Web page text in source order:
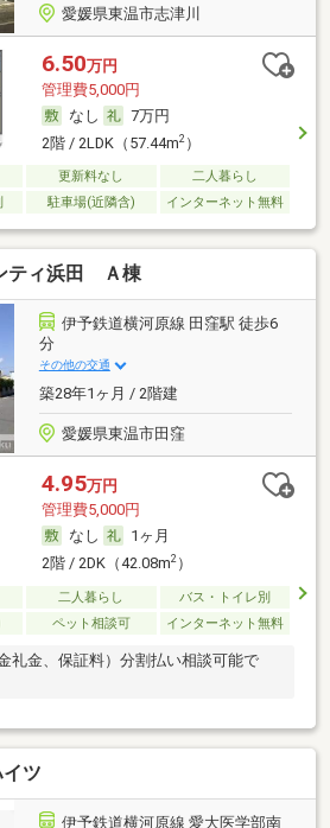
愛媛県東温市志津川
6.50万円
管理費5,000円
なし
7万円
2階 / 2LDK（57.44m2）
更新料なし
二人暮らし
駐車場(近隣含) インターネット無料
ティ浜田 Ａ棟
伊予鉄道横河原線 田窪駅 徒歩6
分
その他の交通
築28年1ヶ月 / 2階建
愛媛県東温市田窪
4.95万円
管理費5,000円
なし
1ヶ月
2階 / 2DK（42.08m2）
二人暮らし
バス・トイレ別
ペット相談可 インターネット無料
礼金、保証料）分割払い相談可能で
ツ
伊予鉄道横河原線 愛大医学部南